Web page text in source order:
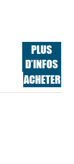
PLUS
D’INFOS
ACHETER